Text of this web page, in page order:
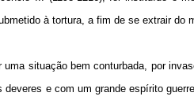
à tortura, a fim de se extrair do
situação bem conturbada, por
e com um grande espírito